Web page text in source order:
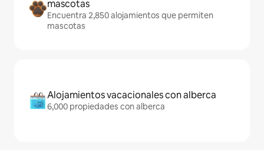
mascotas
Encuentra 2,850 alojamientos que permiten
mascotas
Alojamientos vacacionales con alberca
6,000 propiedades con alberca